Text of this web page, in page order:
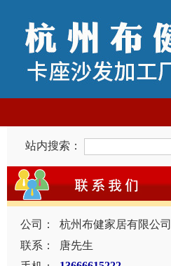
站内搜索：
公司：
杭州布健家居有限公司
联系：
唐先生